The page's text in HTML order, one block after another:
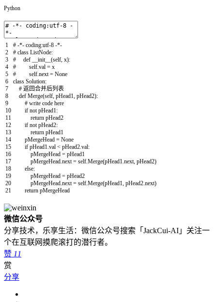
Python
1
2
3
4
5
6
7
8
9
10
11
12
13
14
15
16
17
18
19
20
21
# -*- coding:utf-8 -*-
# class ListNode:
# def __init__(self, x):
# self.val = x
# self.next = None
class Solution:
# 返回合并后列表
def Merge(self, pHead1, pHead2):
# write code here
if not pHead1:
return pHead2
if not pHead2:
return pHead1
pMergeHead = None
if pHead1.val < pHead2.val:
pMergeHead = pHead1
pMergeHead.next = self.Merge(pHead1.next, pHead2)
else:
pMergeHead = pHead2
pMergeHead.next = self.Merge(pHead1, pHead2.next)
return pMergeHead
微信公众号
分享技术，乐享生活：微信公众号搜索「JackCui-AI」关注一
个在互联网摸爬滚打的潜行者。
赞 11
赏
分享